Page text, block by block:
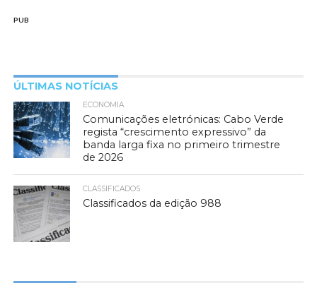
PUB
ÚLTIMAS NOTÍCIAS
ECONOMIA
Comunicações eletrónicas: Cabo Verde
regista “crescimento expressivo” da
banda larga fixa no primeiro trimestre
de 2026
CLASSIFICADOS
Classificados da edição 988